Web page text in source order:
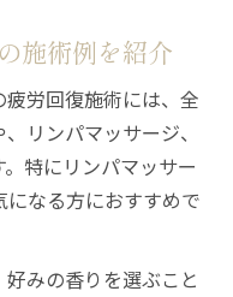
施術例を紹介
労回復施術には、全
リンパマッサージ、
特にリンパマッサー
なる方におすすめで
みの香りを選ぶこと